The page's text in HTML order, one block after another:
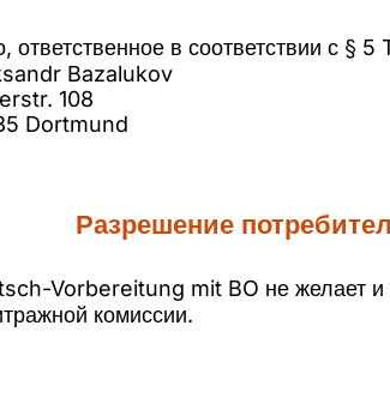
ответственное в соответствии с §
Bazalukov
108
Dortmund
Разрешение
Vorbereitung mit BO не желает и
комиссии.